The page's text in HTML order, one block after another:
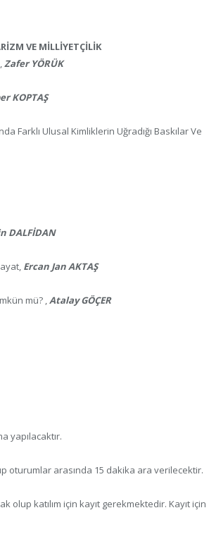
VE MİLLİYETÇİLİK
Zafer YÖRÜK
KOPTAŞ
Farklı Ulusal Kimliklerin Uğradığı Baskılar Ve
DALFİDAN
Ercan Jan AKTAŞ
mü? ,Atalay GÖÇER
yapılacaktır.
oturumlar arasında 15 dakika ara verilecektir.
katılım için kayıt gerekmektedir. Kayıt için